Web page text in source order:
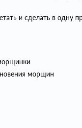
и сделать в одну
морщин